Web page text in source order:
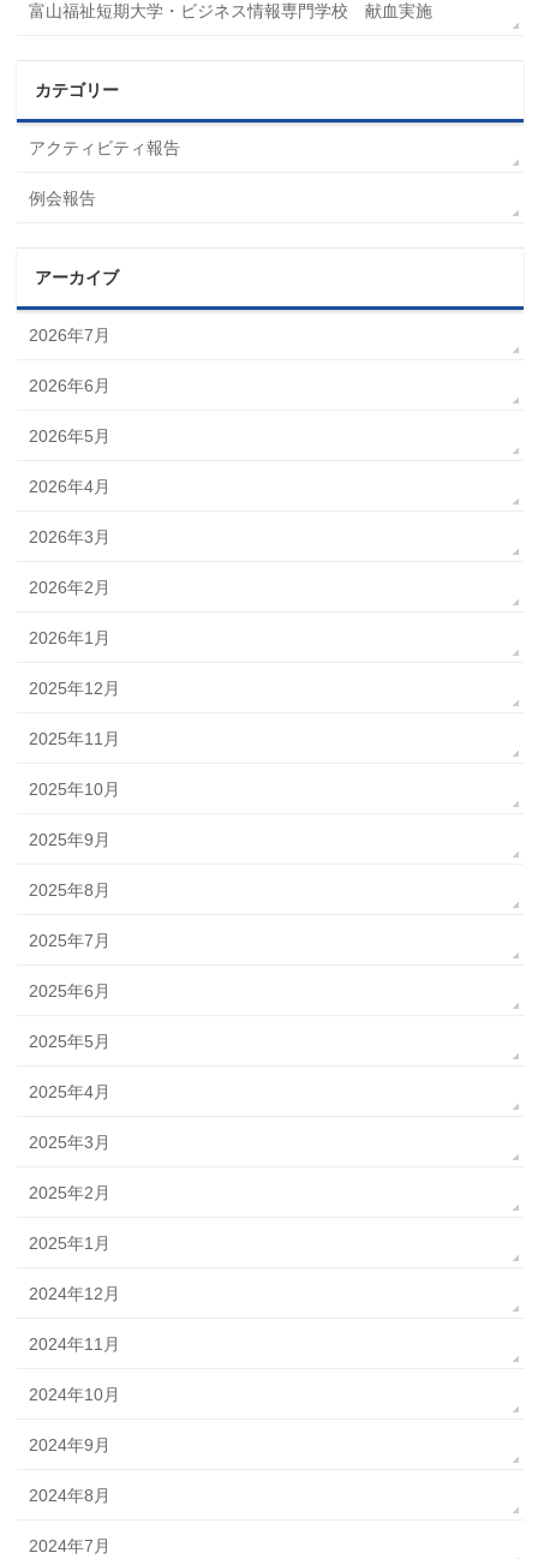
富山福祉短期大学・ビジネス情報専門学校 献血実施
カテゴリー
アクティビティ報告
例会報告
アーカイブ
2026年7月
2026年6月
2026年5月
2026年4月
2026年3月
2026年2月
2026年1月
2025年12月
2025年11月
2025年10月
2025年9月
2025年8月
2025年7月
2025年6月
2025年5月
2025年4月
2025年3月
2025年2月
2025年1月
2024年12月
2024年11月
2024年10月
2024年9月
2024年8月
2024年7月